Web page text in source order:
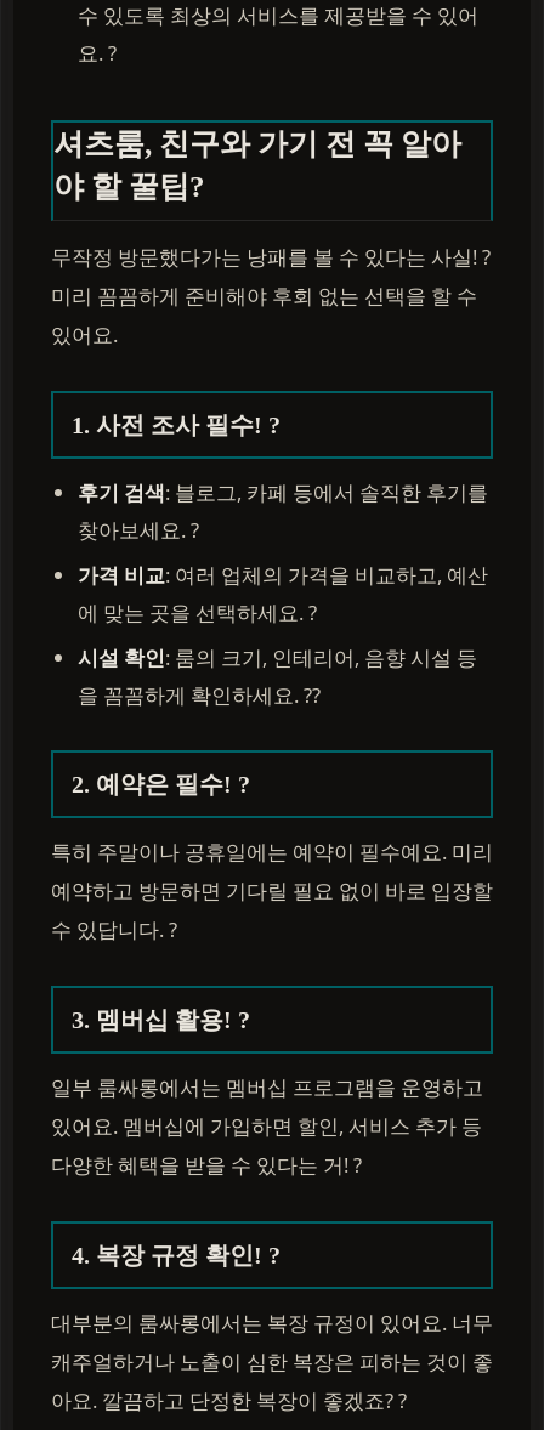
수 있도록 최상의 서비스를 제공받을 수 있어
요. ?
셔츠룸, 친구와 가기 전 꼭 알아
야 할 꿀팁?
무작정 방문했다가는 낭패를 볼 수 있다는 사실! ?
미리 꼼꼼하게 준비해야 후회 없는 선택을 할 수
있어요.
1. 사전 조사 필수! ?
후기 검색: 블로그, 카페 등에서 솔직한 후기를
찾아보세요. ?
가격 비교: 여러 업체의 가격을 비교하고, 예산
에 맞는 곳을 선택하세요. ?
시설 확인: 룸의 크기, 인테리어, 음향 시설 등
을 꼼꼼하게 확인하세요. ?️?
2. 예약은 필수! ?
특히 주말이나 공휴일에는 예약이 필수예요. 미리
예약하고 방문하면 기다릴 필요 없이 바로 입장할
수 있답니다. ?
3. 멤버십 활용! ?
일부 룸싸롱에서는 멤버십 프로그램을 운영하고
있어요. 멤버십에 가입하면 할인, 서비스 추가 등
다양한 혜택을 받을 수 있다는 거! ?
4. 복장 규정 확인! ?
대부분의 룸싸롱에서는 복장 규정이 있어요. 너무
캐주얼하거나 노출이 심한 복장은 피하는 것이 좋
아요. 깔끔하고 단정한 복장이 좋겠죠? ?